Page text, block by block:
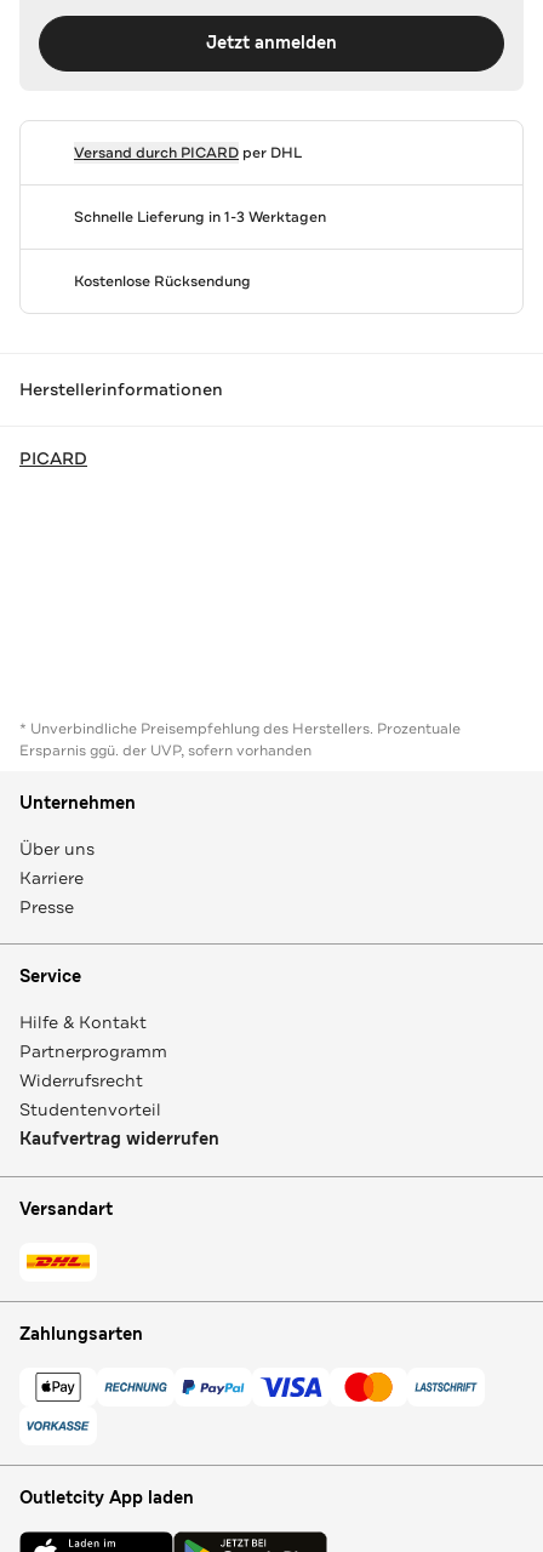
Jetzt anmelden
Versand durch PICARDper DHL
Schnelle Lieferung in 1-3 Werktagen
Kostenlose Rücksendung
Herstellerinformationen
PICARD
* Unverbindliche Preisempfehlung des Herstellers. Prozentuale
Ersparnis ggü. der UVP, sofern vorhanden
Unternehmen
Über uns
Karriere
Presse
Service
Hilfe & Kontakt
Partnerprogramm
Widerrufsrecht
Studentenvorteil
Kaufvertrag widerrufen
Versandart
Zahlungsarten
Outletcity App laden